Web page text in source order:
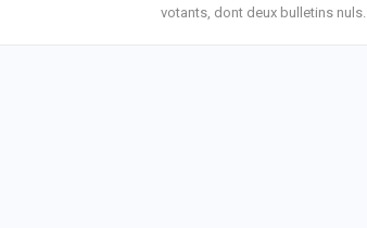
votants, dont deux bulletins nuls.